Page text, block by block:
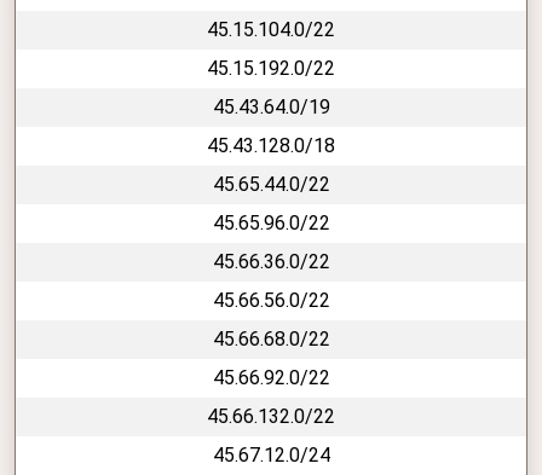
45.15.104.0/22
45.15.192.0/22
45.43.64.0/19
45.43.128.0/18
45.65.44.0/22
45.65.96.0/22
45.66.36.0/22
45.66.56.0/22
45.66.68.0/22
45.66.92.0/22
45.66.132.0/22
45.67.12.0/24